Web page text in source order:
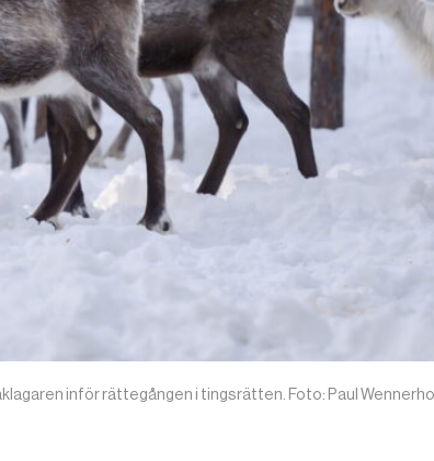
inför rättegången i tingsrätten. Foto: Paul